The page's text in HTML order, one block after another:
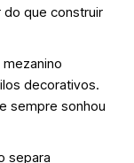
do que construir
decorativos.
sempre sonhou
separa